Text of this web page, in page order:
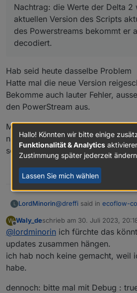
Nachtrag: die Werte der Delta 2
aktuellen Version des Scripts
des Powerstreams bekommt er
decodiert.
Hab seid heute dasselbe Problem
Hatte mal die neue Version
Bekomme auch lauter Fehler,
den PowerStream aus.
Mit der vorherigen Version des
nicht mehr, es werden nur keine
sondern die Werte einfach nicht
L LordMinorin@dreffi said in ecoflow-
@ waly_desaid in
zur dynamischen
Hab seid heute dasselbe
Hatte mal die neue
geschrieben, sondern
W
Offline
Waly_deschrieb am 30. Juli 2023,
zuletzt editiert von
@lordminorin ich fürchte das
updates zusammen hängen.
ich hab noch keine gemacht, weil
habe.
dennoch: bitte mal mit Debug :
Hallo! Könnten wir bitte einige
Funktionalität & Analytics
Zustimmung später jederzeit
Lassen Sie mich wählen